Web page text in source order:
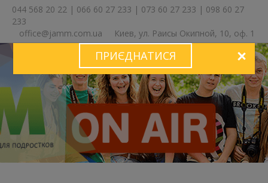
044 568 20 22 | 066 60 27 233 | 073 60 27 233 | 098 60 27
233
office@jamm.com.ua
Киев, ул. Раисы Окипной, 10, оф. 1
ПРИЄДНАТИСЯ